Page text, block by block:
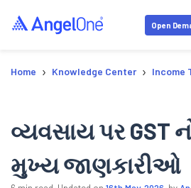
Open
Home › Knowledge Center › Income
વ્યવસાય પર GST
મુખ્ય જાણકારીઓ